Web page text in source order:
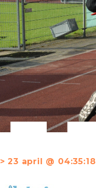
> 23 april @ 04:35:18